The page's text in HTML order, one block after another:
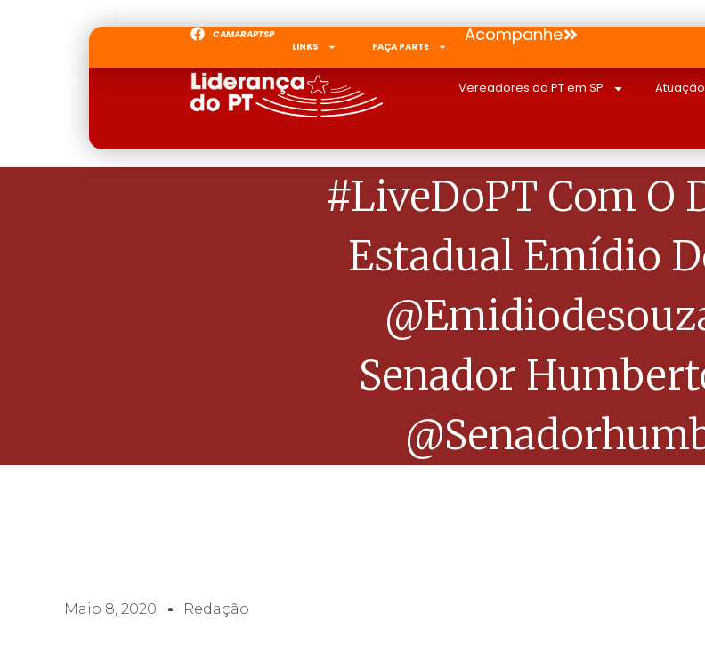
CAMARAPTSP
LINKS
FAÇA PARTE
Acompanhe
Vereadores do PT em SP
#LiveDoPT Com O
Estadual Emídio
Senador
Maio 8, 2020 Redação